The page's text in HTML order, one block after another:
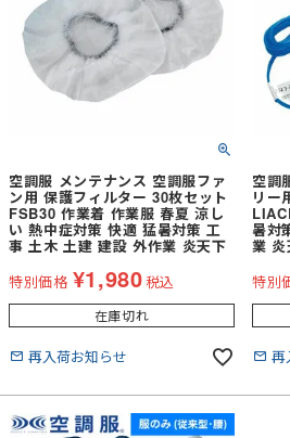
空調服 メンテナンス 空調服ファ
ン用 保護フィルター 30枚セット
FSB30 作業着 作業服 春夏 涼し
い 熱中症対策 快適 猛暑対策 工
事 土木 土建 建設 外作業 炎天下
特別価格 ¥1,980税込
在庫切れ
再入荷お知らせ
空調
リー
暑対
業 炎
特別
再